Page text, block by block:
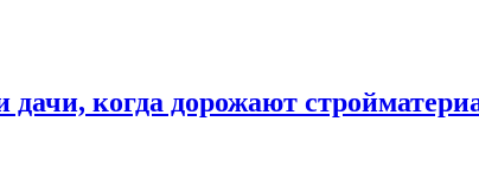
дачи, когда дорожают